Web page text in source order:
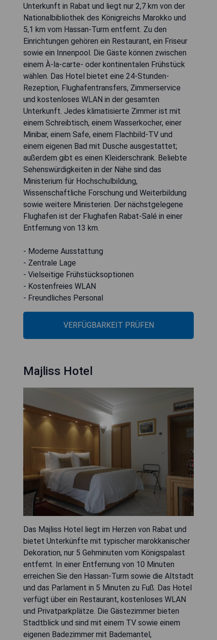
Unterkunft in Rabat und liegt nur 2,7 km von der
Nationalbibliothek des Königreichs Marokko und
5,1 km vom Hassan-Turm entfernt. Zu den
Einrichtungen gehören ein Restaurant, ein Friseur
sowie ein Innenpool. Die Gäste können zwischen
einem À-la-carte- oder kontinentalen Frühstück
wählen. Das Hotel bietet eine 24-Stunden-
Rezeption, Flughafentransfers, Zimmerservice
und kostenloses WLAN in der gesamten
Unterkunft. Jedes klimatisierte Zimmer ist mit
einem Schreibtisch, einem Wasserkocher, einer
Minibar, einem Safe, einem Flachbild-TV und
einem eigenen Bad mit Dusche ausgestattet;
außerdem gibt es einen Kleiderschrank. Beliebte
Sehenswürdigkeiten in der Nähe sind das
Ministerium für Hochschulbildung,
Wissenschaftliche Forschung und Weiterbildung
sowie weitere Ministerien. Der nächstgelegene
Flughafen ist der Flughafen Rabat-Salé in einer
Entfernung von 13 km.
- Moderne Ausstattung
- Zentrale Lage
- Vielseitige Frühstücksoptionen
- Kostenfreies WLAN
- Freundliches Personal
VERFÜGBARKEIT PRÜFEN
Majliss Hotel
Das Majliss Hotel liegt im Herzen von Rabat und
bietet Unterkünfte mit typischer marokkanischer
Dekoration, nur 5 Gehminuten vom Königspalast
entfernt. In einer Entfernung von 10 Minuten
erreichen Sie den Hassan-Turm sowie die Altstadt
und das Parlament in 5 Minuten zu Fuß. Das Hotel
verfügt über ein Restaurant, kostenloses WLAN
und Privatparkplätze. Die Gästezimmer bieten
Stadtblick und sind mit einem TV sowie einem
eigenen Badezimmer mit Bademantel,